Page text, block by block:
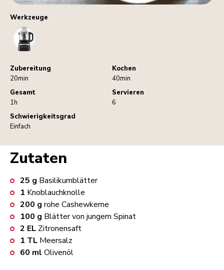
Werkzeuge
FoodProcessor
Zubereitung
20min
Kochen
40min
Gesamt
1h
Servieren
6
Schwierigkeitsgrad
Einfach
Zutaten
25 g Basilikumblätter
1 Knoblauchknolle
200 g rohe Cashewkerne
100 g Blätter von jungem Spinat
2 EL Zitronensaft
1 TL Meersalz
60 ml Olivenöl